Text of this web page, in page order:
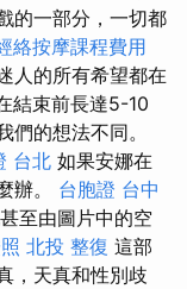
的一部分，一切都
絡按摩課程費用
人的所有希望都在
結束前長達5-10
的想法不同。
台北 如果安娜在
辦。 台胞證 台中
至由圖片中的空
北投 整復 這部
，天真和性別歧